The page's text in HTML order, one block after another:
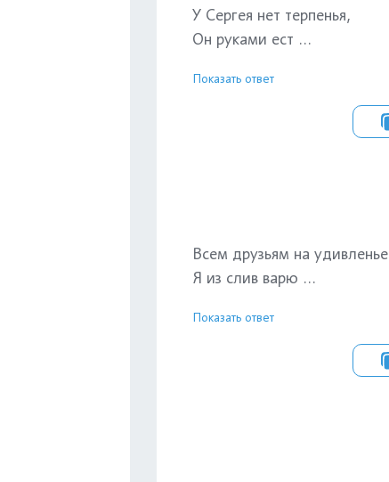
У Сергея нет терпенья,
Он руками ест ...
Показать ответ
Всем друзьям на удивленье
Я из слив варю ...
Показать ответ